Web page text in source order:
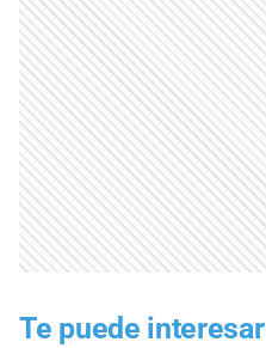
Te puede interesar